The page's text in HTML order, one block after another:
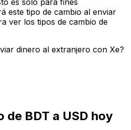
es solo para fines
este tipo de cambio al enviar
ver los tipos de cambio de
dinero al extranjero con Xe?
de BDT a USD hoy